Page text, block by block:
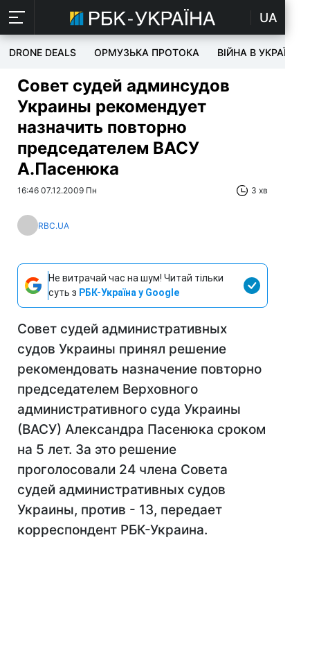
UA
DRONE DEALS ОРМУЗЬКА ПРОТОКА ВІЙНА В УКРАЇНІ
Совет судей админсудов
Украины рекомендует
назначить повторно
председателем ВАСУ
А.Пасенюка
16:46 07.12.2009 Пн 3 хв
RBC.UA
Не витрачай час на шум! Читай тільки
суть з РБК-Україна у Google
Совет судей административных
судов Украины принял решение
рекомендовать назначение повторно
председателем Верховного
административного суда Украины
(ВАСУ) Александра Пасенюка сроком
на 5 лет. За это решение
проголосовали 24 члена Совета
судей административных судов
Украины, против - 13, передает
корреспондент РБК-Украина.